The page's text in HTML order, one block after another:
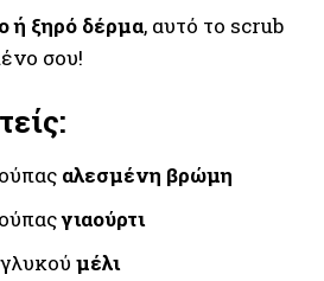
ή ξηρό δέρμα, αυτό το scrub
σου!
αλεσμένη βρώμη
γιαούρτι
μέλι